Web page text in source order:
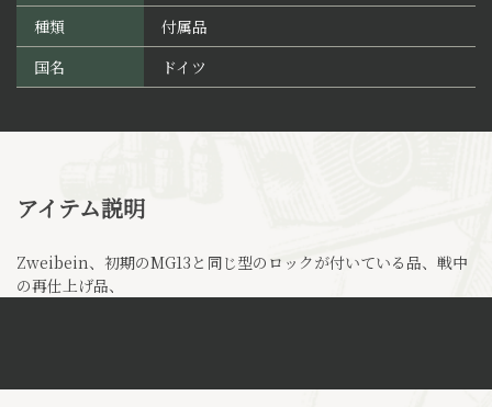
種類
付属品
国名
ドイツ
アイテム説明
Zweibein、初期のMG13と同じ型のロックが付いている品、戦中
の再仕上げ品、